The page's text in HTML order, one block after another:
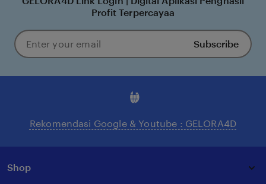
Profit Terpercayaa
Enter
your
Subscribe
Rekomendasi Google & Youtube : GELORA4D
Shop